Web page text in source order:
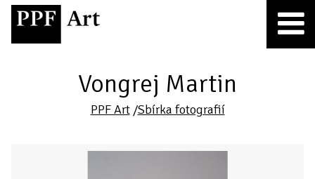
Vongrej Martin
PPF Art/Sbírka fotografií